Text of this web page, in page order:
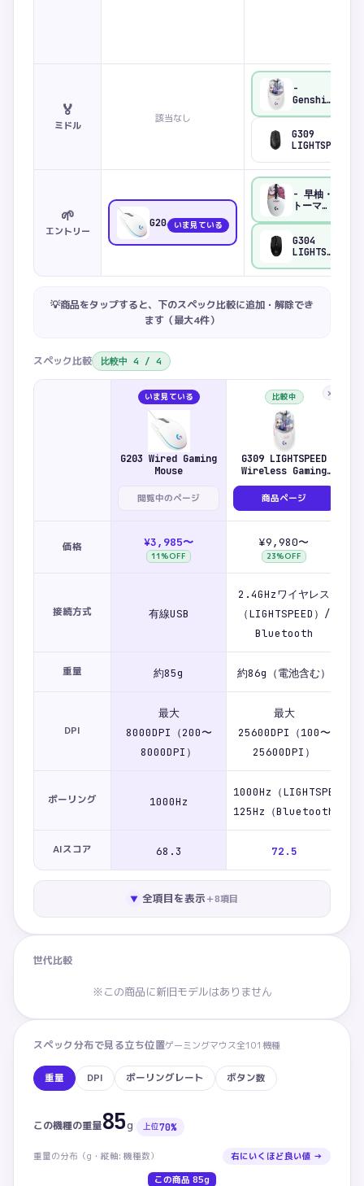
🏅
ミドル
該当なし
-
Genshin
Edition
神里綾香
版
G309
LIGHTSPEED
Gaming
Mouse
🌱
エントリー
G203 いま見ている
- 早柚・
トーマ・
蔵 特別
モデル
G304
LIGHTSPEED
Gaming
💡商品をタップすると、下のスペック比較に追加・解除でき
ます（最大4件）
スペック比較 比較中 4 / 4
いま見ている
G203 Wired Gaming
Mouse
閲覧中のページ
比較中 ×
G309 LIGHTSPEED
Wireless Gaming
Mouse - Genshin
Impact Edition 神
商品ページ
価格 ¥3,985〜
11%OFF
¥9,980〜
23%OFF
接続方式 有線USB
2.4GHzワイヤレス
（LIGHTSPEED）/
Bluetooth
重量 約85g 約86g（電池含む）
DPI
最大
8000DPI（200〜
8000DPI）
最大
25600DPI（100〜
25600DPI）
ポーリング 1000Hz
1000Hz（LIGHTSPEED）/
125Hz（Bluetooth）
AIスコア 68.3 72.5
▼ 全項目を表示＋8項目
世代比較
※この商品に新旧モデルはありません
スペック分布で見る立ち位置ゲーミングマウス全101機種
重量 DPI ポーリングレート ボタン数
重量：この商品 85g。カテゴリ中央値 70g。上位 70%
この機種の重量85g 上位70%
重量の分布（g・ 縦軸: 機種数） 右にいくほど良い値 →
この商品 85g